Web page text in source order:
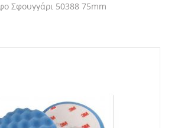
Σφουγγάρι 50388 75mm